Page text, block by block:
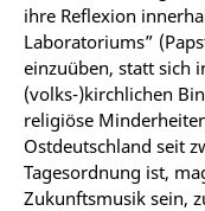
ihre Reflexion
Laboratoriums”
einzuüben, statt sich
(volks-)kirchlichen
religiöse
Ostdeutschland seit
Tagesordnung ist,
Zukunftsmusik sein,